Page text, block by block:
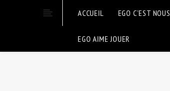
ACCUEIL EGO C’EST NOUS
EGO AIME JOUER